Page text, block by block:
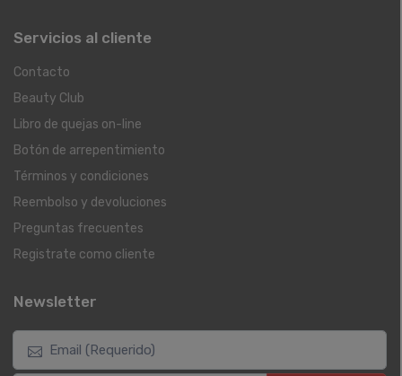
Servicios al cliente
Contacto
Beauty Club
Libro de quejas on-line
Botón de arrepentimiento
Términos y condiciones
Reembolso y devoluciones
Preguntas frecuentes
Registrate como cliente
Newsletter